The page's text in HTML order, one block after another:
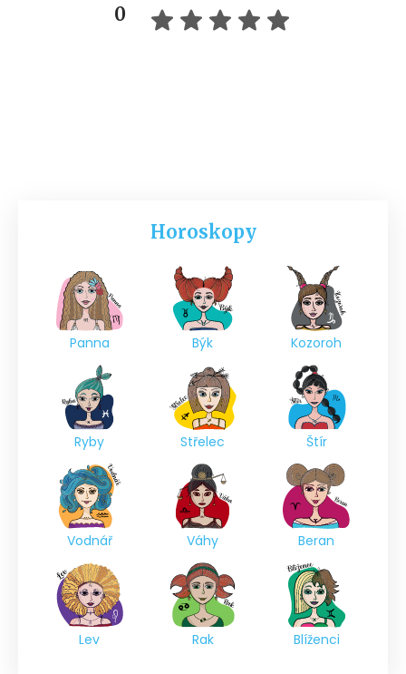
0
Horoskopy
Panna Býk Kozoroh
Ryby Střelec Štír
Vodnář Váhy Beran
Lev Rak Blíženci